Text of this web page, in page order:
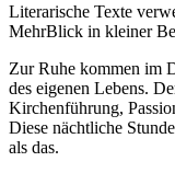
Literarische Texte
MehrBlick in kleiner
Zur Ruhe kommen im
des eigenen Lebens.
Kirchenführung,
Diese nächtliche
als das.